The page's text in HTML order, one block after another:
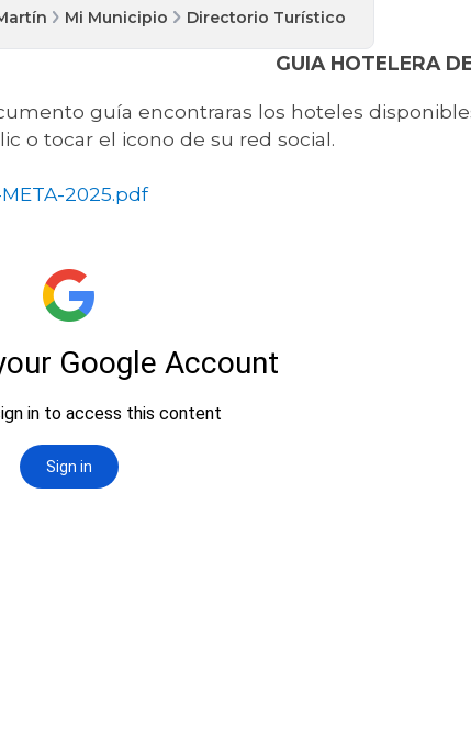
Mi Municipio Directorio Turístico
GUIA HOTELERA
guía encontraras los hoteles
o tocar el icono de su red social.
2025.pdf